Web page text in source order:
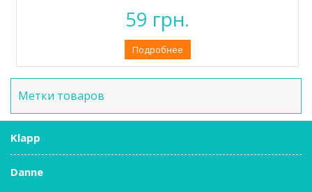
59 грн.
Подробнее
Метки товаров
Klapp
Danne